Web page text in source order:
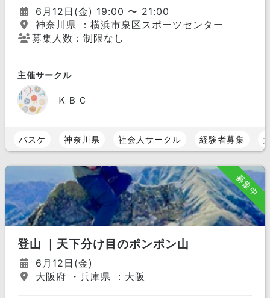
6月12日(金) 19:00 〜 21:00
神奈川県 ：横浜市泉区スポーツセンター
募集人数：制限なし
主催サークル
ＫＢＣ
バスケ 神奈川県 社会人サークル 経験者募集
募集中
登山 ｜天下分け目のポンポン山
6月12日(金)
大阪府 ・兵庫県 ：大阪